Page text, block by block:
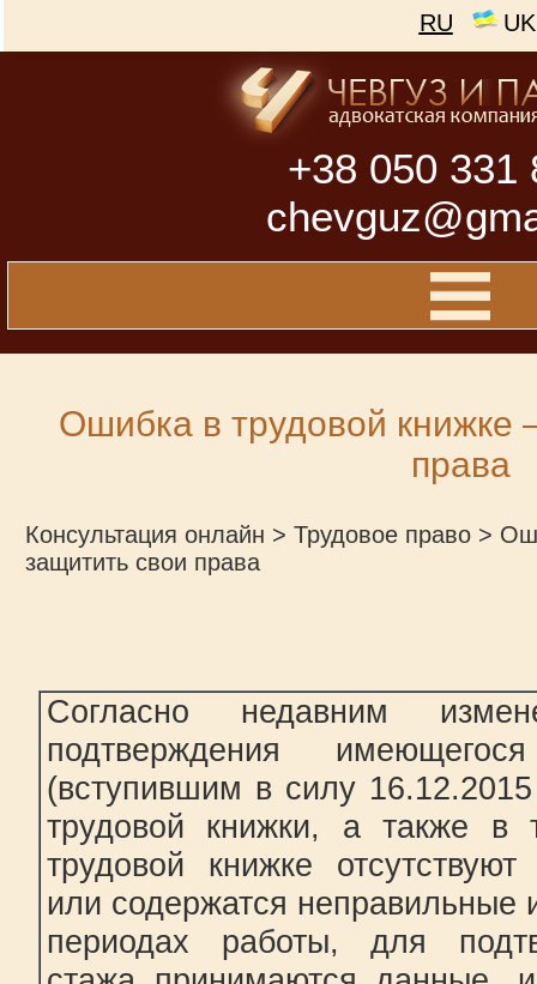
RU UK
+38 050 331
Ошибка в трудовой книжке
права
Консультация онлайн > Трудовое право >
защитить свои права
Согласно недавним
подтверждения
(вступившим в силу 16.12.2015
трудовой книжки, а также в
трудовой книжке
или содержатся неправильные
периодах работы, для